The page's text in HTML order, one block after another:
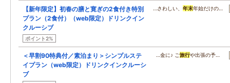
【新年限定】初春の膳と寛ぎの2食付き特別
プラン（2食付）（web限定）ドリンクイン
クルーシブ
ポイント2%
…さわしい、 年末年始だけの…
＜早割90特典付／素泊まり＞シンプルステ
イプラン（web限定）ドリンクインクルーシ
ブ
…金に♪ ご旅行や出張の予…